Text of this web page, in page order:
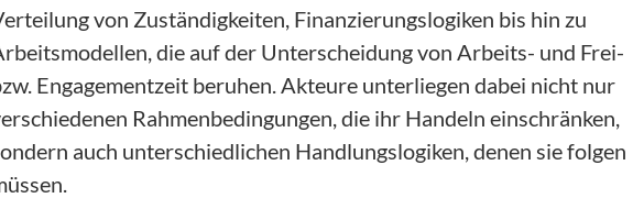
von Zuständigkeiten, Finanzierungslogiken bis hin zu
die auf der Unterscheidung von Arbeits- und Frei-
Engagementzeit beruhen. Akteure unterliegen dabei nicht nur
Rahmenbedingungen, die ihr Handeln einschränken,
auch unterschiedlichen Handlungslogiken, denen sie folgen